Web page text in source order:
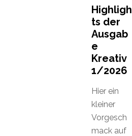
Highligh
ts der
Ausgab
e
Kreativ
1/2026
Hier ein
kleiner
Vorgesch
mack auf